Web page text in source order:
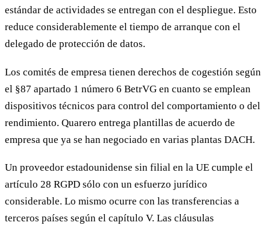
estándar de actividades se entregan con el despliegue. Esto
reduce considerablemente el tiempo de arranque con el
delegado de protección de datos.
Los comités de empresa tienen derechos de cogestión según
el §87 apartado 1 número 6 BetrVG en cuanto se emplean
dispositivos técnicos para control del comportamiento o del
rendimiento. Quarero entrega plantillas de acuerdo de
empresa que ya se han negociado en varias plantas DACH.
Un proveedor estadounidense sin filial en la UE cumple el
artículo 28 RGPD sólo con un esfuerzo jurídico
considerable. Lo mismo ocurre con las transferencias a
terceros países según el capítulo V. Las cláusulas